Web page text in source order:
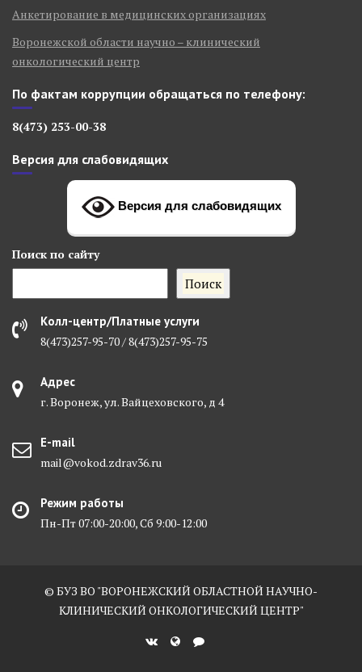
Анкетирование в медицинских организациях
Воронежской области научно – клинический
онкологический центр
По фактам коррупции обращаться по телефону:
8(473) 253-00-38
Версия для слабовидящих
Версия для слабовидящих
Поиск по сайту
Поиск
Колл-центр/Платные услуги
8(473)257-95-70 / 8(473)257-95-75
Адрес
г. Воронеж, ул. Вайцеховского, д 4
E-mail
mail@vokod.zdrav36.ru
Режим работы
Пн-Пт 07:00-20:00, Сб 9:00-12:00
© БУЗ ВО "ВОРОНЕЖСКИЙ ОБЛАСТНОЙ НАУЧНО-
КЛИНИЧЕСКИЙ ОНКОЛОГИЧЕСКИЙ ЦЕНТР"